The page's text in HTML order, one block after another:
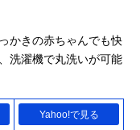
っかきの赤ちゃんでも快
洗濯機で丸洗いが可能
Yahoo!で見る